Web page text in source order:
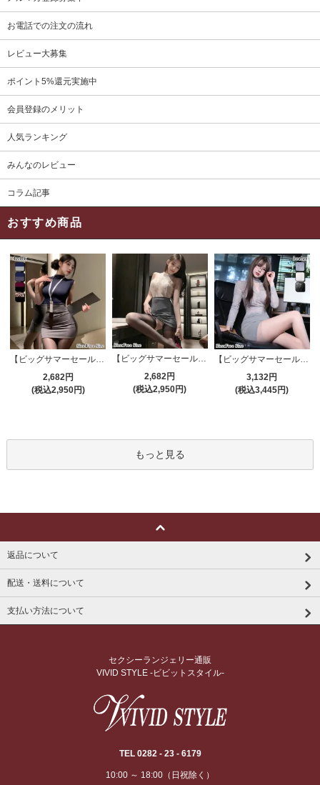
お電話での注文の流れ
レビュー大募集
ポイント5%還元実施中
会員登録のメリット
人気ランキング
みんなのレビュー
コラム記事
おすすめ商品
【ビッグサマーセール対象品】セクシーコスプレ(SEXYCOSPLAY) 4421
2,682円
(税込2,950円)
【ビッグサマーセール対象品】セクシーコスプレ(SEXYCOSPLAY) 4191
2,682円
(税込2,950円)
【ビッグサマーセール対象品】セクシーコスプレ(SEXYCOSPLAY) 4173
3,132円
(税込3,445円)
もっと見る
返品について
配送・送料について
支払い方法について
セクシーランジェリー通販
VIVID STYLE -ビビットスタイル-
TEL 0282 - 23 - 6179
10:00 ～ 18:00（日祝除く）